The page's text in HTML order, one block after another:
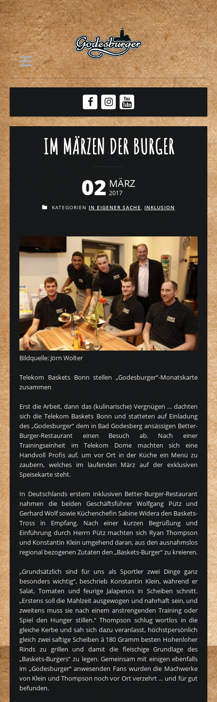
IM MÄRZEN DER BURGER
02 MÄRZ
2017
KATEGORIEN IN EIGENER SACHE, INKLUSION
Bildquelle: Jörn Wolter
Telekom Baskets Bonn stellen „Godesburger“-Monatskarte
zusammen
Erst die Arbeit, dann das (kulinarische) Vergnügen … dachten
sich die Telekom Baskets Bonn und statteten auf Einladung
des „Godesburger“ dem in Bad Godesberg ansässigen Better-
Burger-Restaurant einen Besuch ab. Nach einer
Trainingseinheit im Telekom Dome machten sich eine
Handvoll Profis auf, um vor Ort in der Küche ein Menü zu
zaubern, welches im laufenden März auf der exklusiven
Speisekarte steht.
In Deutschlands erstem inklusiven Better-Burger-Restaurant
nahmen die beiden Geschäftsführer Wolfgang Pütz und
Gerhard Wolf sowie Küchenchefin Sabine Widera den Baskets-
Tross in Empfang. Nach einer kurzen Begrüßung und
Einführung durch Herrn Pütz machten sich Ryan Thompson
und Konstantin Klein umgehend daran, aus den ausnahmslos
regional bezogenen Zutaten den „Baskets-Burger“ zu kreieren.
„Grundsätzlich sind für uns als Sportler zwei Dinge ganz
besonders wichtig“, beschrieb Konstantin Klein, während er
Salat, Tomaten und feurige Jalapenos in Scheiben schnitt.
„Erstens soll die Mahlzeit ausgewogen und nahrhaft sein, und
zweitens muss sie nach einem anstrengenden Training oder
Spiel den Hunger stillen.“ Thompson schlug wortlos in die
gleiche Kerbe und sah sich dazu veranlasst, höchstpersönlich
gleich zwei saftige Scheiben á 180 Gramm besten Hohenloher
Rinds zu grillen und damit die fleischige Grundlage des
„Baskets-Burgers“ zu legen. Gemeinsam mit einigen ebenfalls
im „Godesburger“ anwesenden Fans wurden die Machwerke
von Klein und Thompson noch vor Ort verzehrt … und für gut
befunden.